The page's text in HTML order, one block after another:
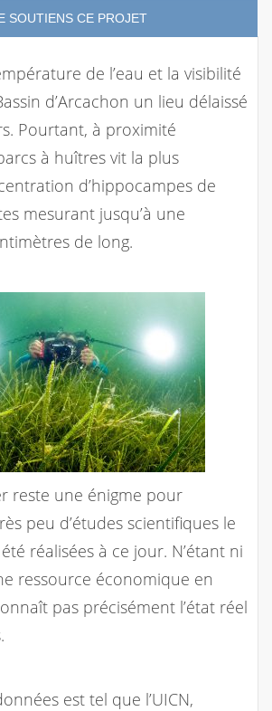
SOUTIENS CE PROJET
de l’eau et la visibilité
d’Arcachon un lieu délaissé
Pourtant, à proximité
à huîtres vit la plus
d’hippocampes de
mesurant jusqu’à une
de long.
reste une énigme pour
peu d’études scientifiques le
réalisées à ce jour. N’étant ni
ressource économique en
pas précisément l’état réel
est tel que l’UICN,